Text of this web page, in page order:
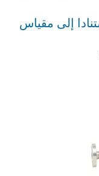
إلى مقياس